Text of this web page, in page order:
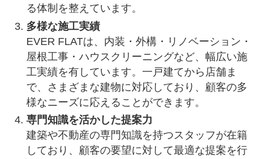
る体制を整えています。
多様な施工実績
EVER FLATは、内装・外構・リノベーション・
屋根工事・ハウスクリーニングなど、幅広い施
工実績を有しています。一戸建てから店舗ま
で、さまざまな建物に対応しており、顧客の多
様なニーズに応えることができます。
専門知識を活かした提案力
建築や不動産の専門知識を持つスタッフが在籍
しており、顧客の要望に対して最適な提案を行